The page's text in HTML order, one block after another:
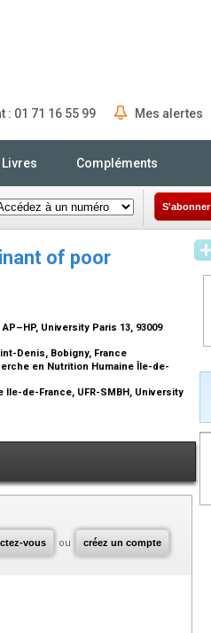
: 01 71 16 55 99 Mes alertes
Livres Compléments
S'abonner
of poor
University Paris 13, 93009
Denis, Bobigny, France
en Nutrition Humaine Île-de-
Ile-de-France, UFR-SMBH, University
vous ou créez un compte